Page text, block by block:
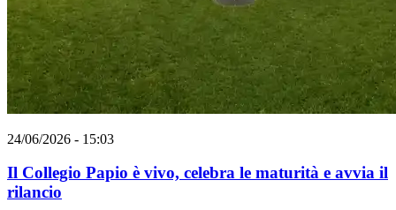
24/06/2026 - 15:03
Il Collegio Papio è vivo, celebra le maturità e avvia il
rilancio